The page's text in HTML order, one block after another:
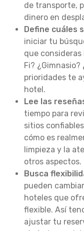
de transporte,
dinero en
Define cuáles
iniciar tu
que consideras
Fi?
prioridades te
hotel.
Lee las
tiempo para
sitios
cómo es
limpieza y la
otros aspectos.
Busca
pueden
hoteles que
flexible. Así
ajustar tu